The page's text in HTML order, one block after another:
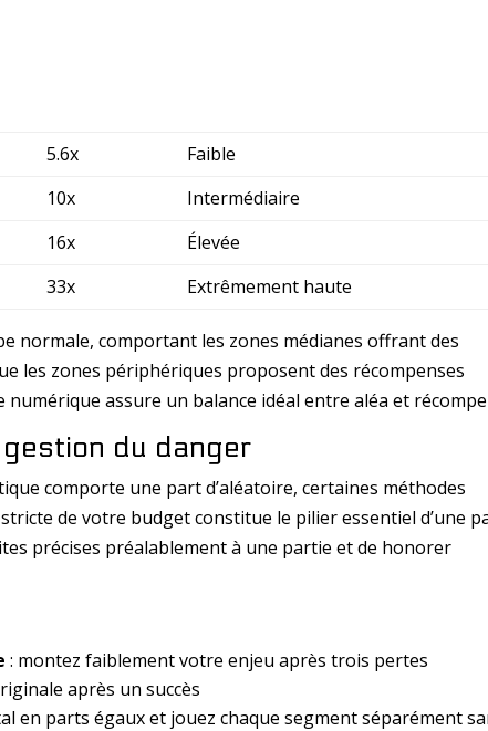
5.6x
Faible
10x
Intermédiaire
16x
Élevée
33x Extrêmement haute
normale, comportant les zones médianes offrant des
les zones périphériques proposent des récompenses
assure un balance idéal entre aléa et
du danger
comporte une part d’aléatoire, certaines méthodes
de votre budget constitue le pilier essentiel d’une
précises préalablement à une partie et de honorer
: montez faiblement votre enjeu après trois pertes
après un succès
en parts égaux et jouez chaque segment séparément